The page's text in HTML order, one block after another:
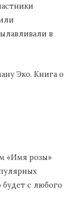
в
Эко. Книга о
«Имя розы»
с любого